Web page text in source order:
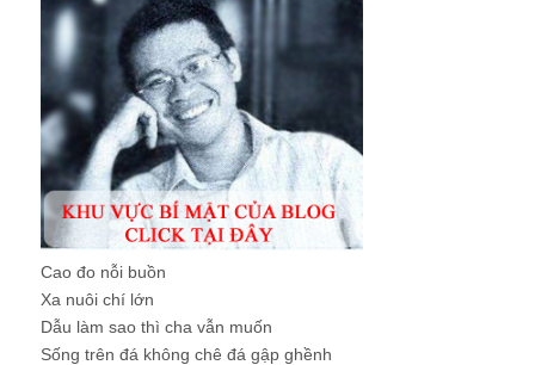
Cao đo nỗi buồn
Xa nuôi chí lớn
Dẫu làm sao thì cha vẫn muốn
Sống trên đá không chê đá gập ghềnh